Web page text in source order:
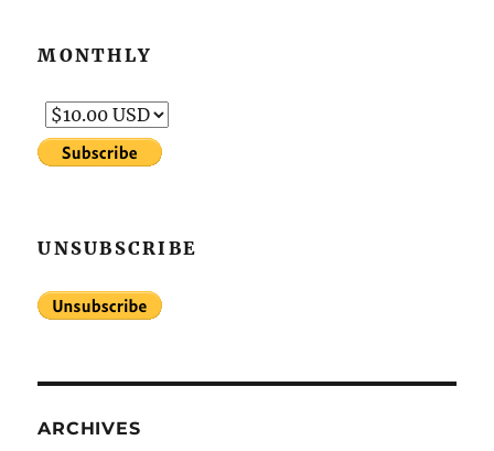
MONTHLY
UNSUBSCRIBE
ARCHIVES